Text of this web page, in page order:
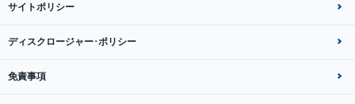
サイトポリシー
ディスクロージャー･ポリシー
免責事項